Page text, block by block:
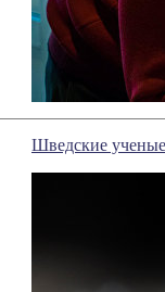
Шведские